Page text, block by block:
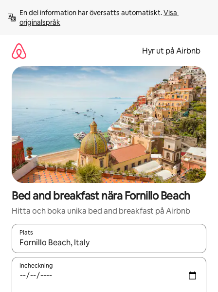
innehåll
En del information har översatts automatiskt. Visa
originalspråk
Hyr ut på Airbnb
Bed and breakfast nära Fornillo Beach
Hitta och boka unika bed and breakfast på Airbnb
Plats
När resultaten är tillgängliga kan du navigera med upp- och
Incheckning